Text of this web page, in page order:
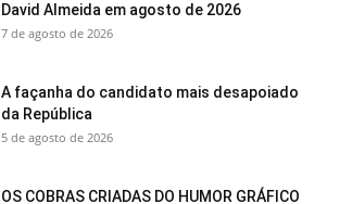
David Almeida em agosto de 2026
7 de agosto de 2026
A façanha do candidato mais desapoiado
da República
5 de agosto de 2026
OS COBRAS CRIADAS DO HUMOR GRÁFICO